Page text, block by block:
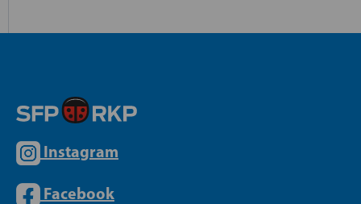
Instagram
Facebook